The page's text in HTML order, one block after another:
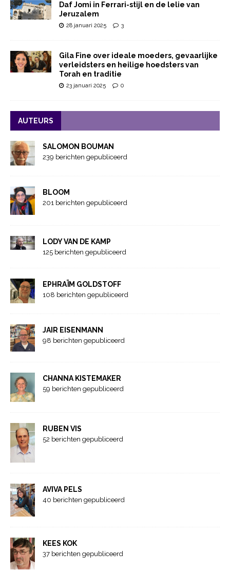
Daf Jomi in Ferrari-stijl en de lelie van
Jeruzalem
28 januari 2025 3
Gila Fine over ideale moeders, gevaarlijke
verleidsters en heilige hoedsters van
Torah en traditie
23 januari 2025 0
AUTEURS
SALOMON BOUMAN
239 berichten gepubliceerd
BLOOM
201 berichten gepubliceerd
LODY VAN DE KAMP
125 berichten gepubliceerd
EPHRAÏM GOLDSTOFF
108 berichten gepubliceerd
JAIR EISENMANN
98 berichten gepubliceerd
CHANNA KISTEMAKER
59 berichten gepubliceerd
RUBEN VIS
52 berichten gepubliceerd
AVIVA PELS
40 berichten gepubliceerd
KEES KOK
37 berichten gepubliceerd